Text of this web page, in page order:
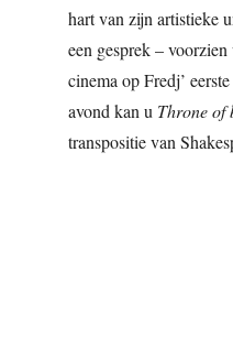
hart van zijn artistieke
een gesprek –
cinema op Fredj’
avond kan u Throne of
transpositie van